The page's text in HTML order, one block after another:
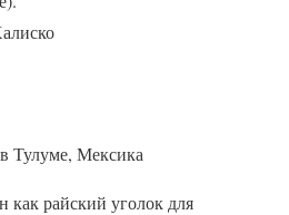
Тулуме, Мексика
как райский уголок для